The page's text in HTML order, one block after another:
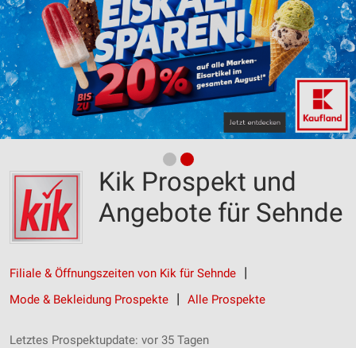
Kik Prospekt und
Angebote für Sehnde
Filiale & Öffnungszeiten von Kik für Sehnde
Mode & Bekleidung Prospekte
Alle Prospekte
Letztes Prospektupdate: vor 35 Tagen